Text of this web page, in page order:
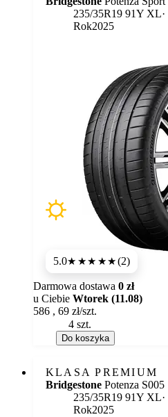
235/35R19 91Y XL
Rok2025
5.0★★★★★(2)
Dostępność:
Darmowa dostawa 0 zł
u Ciebie Wtorek (11.08)
586 , 69 zł/szt.
Do koszyka
KLASA PREMIUM
Bridgestone Potenza S005
235/35R19 91Y XL
Rok2025